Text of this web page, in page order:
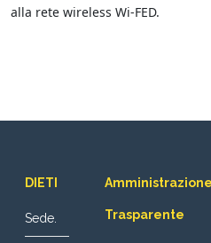
alla rete wireless Wi-FED.
DIETI
Sede.
Amministrazione
Trasparente